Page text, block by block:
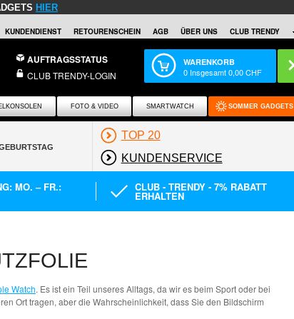
HIER
KUNDENDIENST RETOURENSCHEIN AGB ÜBER UNS CLUB TRENDY
AUFTRAGSSTATUS
CLUB TRENDY-LOGIN
WARENKORB
0 Insgesamt0,00CHF
FOTO & VIDEO SMARTWATCH SOMMER GADGETS
TOP 20
KUNDENSERVICE
MO. – FR.: CLUB - TRENDY - 7% RABATT
ERHALTEN
Watch. Es ist ein Teil unseres Alltags, da wir es beim Sport oder bei
Ort tragen, aber die Wahrscheinlichkeit, dass Sie den Bildschirm